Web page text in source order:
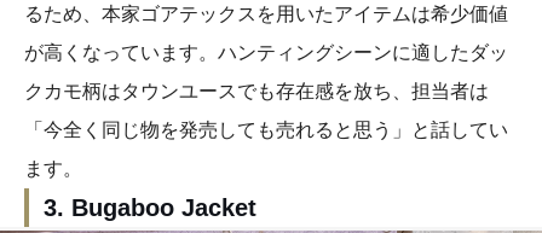
るため、本家ゴアテックスを用いたアイテムは希少価値
が高くなっています。ハンティングシーンに適したダッ
クカモ柄はタウンユースでも存在感を放ち、担当者は
「今全く同じ物を発売しても売れると思う」と話してい
ます。
3. Bugaboo Jacket